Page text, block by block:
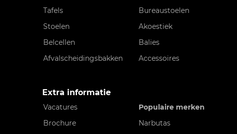
Tafels
Bureaustoelen
Stoelen
Akoestiek
Belcellen
Balies
Afvalscheidingsbakken
Accessoires
Extra informatie
Vacatures
Populaire merken
Brochure
Narbutas